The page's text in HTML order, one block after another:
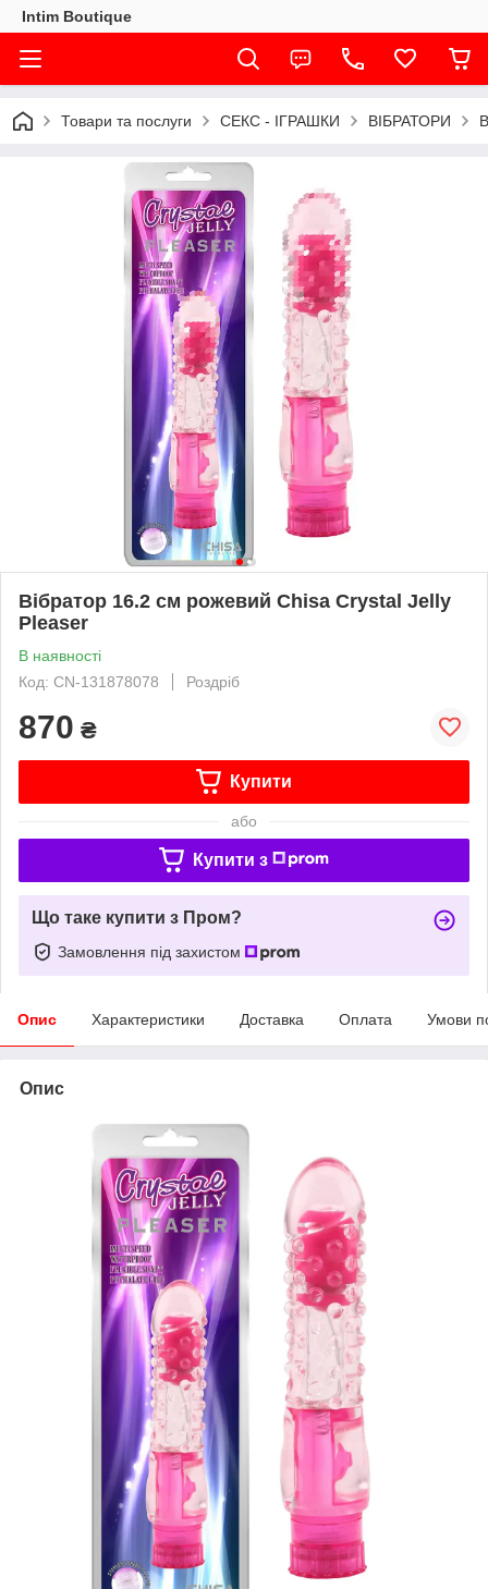
Intim Boutique
Товари та послуги СЕКС - ІГРАШКИ ВІБРАТОРИ
Вібратор 16.2 см рожевий Chisa Crystal Jelly
Pleaser
В наявності
Код: CN-131878078
Роздріб
870 ₴
Купити
або
Купити з
Що таке купити з Пром?
Замовлення під захистом
Опис Характеристики Доставка Оплата Умови
Опис